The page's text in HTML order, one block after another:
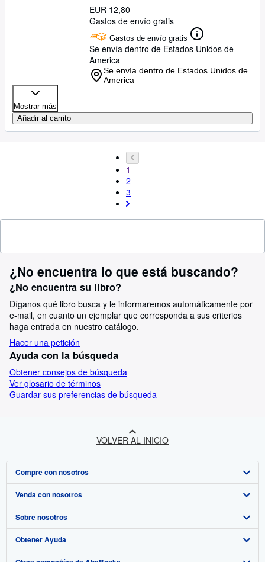
EUR 12,80
Gastos de envío gratis
Gastos de envío gratis
Se envía dentro de Estados Unidos de
America
Se envía dentro de Estados Unidos de
America
Mostrar más
Añadir al carrito
1
2
3
¿No encuentra lo que está buscando?
¿No encuentra su libro?
Díganos qué libro busca y le informaremos automáticamente por
e-mail, en cuanto un ejemplar que corresponda a sus criterios
haga entrada en nuestro catálogo.
Hacer una petición
Ayuda con la búsqueda
Obtener consejos de búsqueda
Ver glosario de términos
Guardar sus preferencias de búsqueda
VOLVER AL INICIO
Compre con nosotros
Búsqueda avanzada
Colecciones
Mi cuenta
Venda con nosotros
Comenzar a vender
Únase a nuestro programa de afiliados
Sobre nosotros
Sobre IberLibro
Obtener Ayuda